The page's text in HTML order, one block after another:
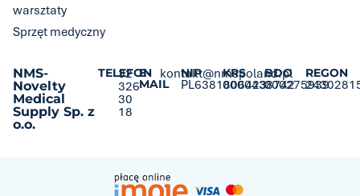
NMS-
Novelty
Medical
Supply Sp. z
o.o.
TELEFON
32
326
30
18
E-
MAIL
kontakt@nmspoland.pl
NIP
PL6381806423
KRS
0000438742
BDO
000275939
REGON
warsztaty
Sprzęt medyczny